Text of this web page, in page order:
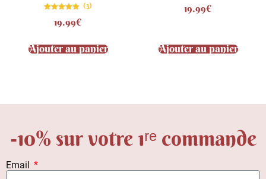
5.00
sur 5
(3)
19.99€
Ajouter au panier
5.00
sur 5
19.99€
Ajouter au panier
-10% sur votre 1ʳᵉ commande
Email